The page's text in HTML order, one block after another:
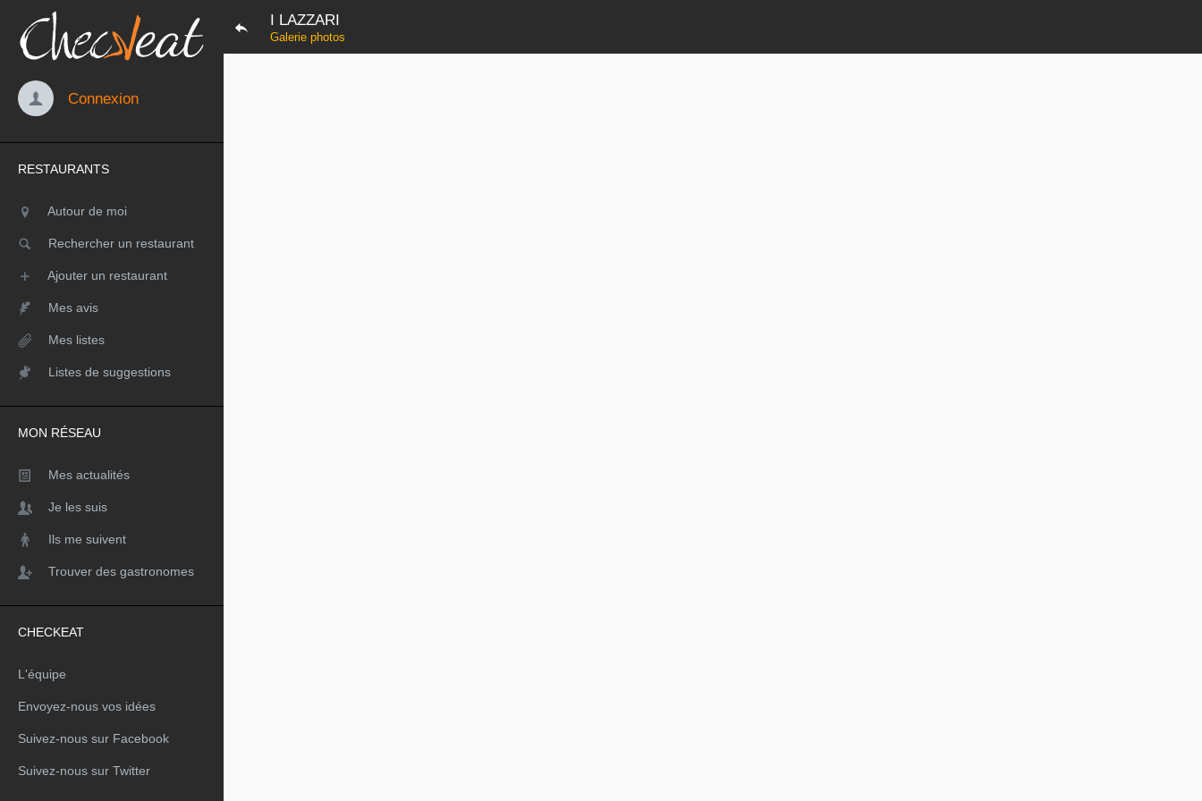
I LAZZARI
Galerie photos
Connexion
RESTAURANTS
Autour de moi
Rechercher un restaurant
Ajouter un restaurant
Mes avis
Mes listes
Listes de suggestions
MON RÉSEAU
Mes actualités
Je les suis
Ils me suivent
Trouver des gastronomes
CHECKEAT
L'équipe
Envoyez-nous vos idées
Suivez-nous sur Facebook
Suivez-nous sur Twitter